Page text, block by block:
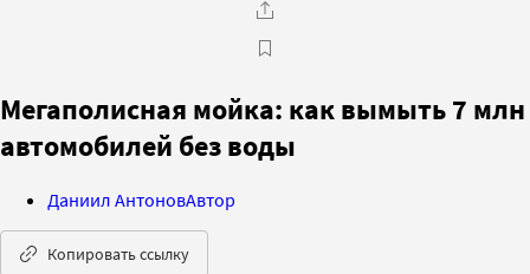
Мегаполисная мойка: как вымыть 7 млн
автомобилей без воды
Даниил АнтоновАвтор
Копировать ссылку